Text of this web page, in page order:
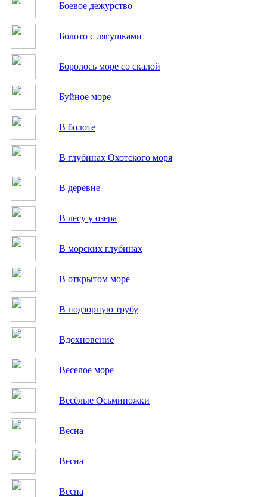
Боевое дежурство
Болото с лягушками
Боролось море со скалой
Буйное море
В болоте
В глубинах Охотского моря
В деревне
В лесу у озера
В морских глубинах
В открытом море
В подзорную трубу
Вдохновение
Веселое море
Весёлые Осьминожки
Весна
Весна
Весна